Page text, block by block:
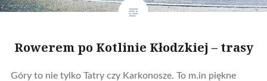
Rowerem po Kotlinie Kłodzkiej – trasy
Góry to nie tylko Tatry czy Karkonosze. To m.in piękne